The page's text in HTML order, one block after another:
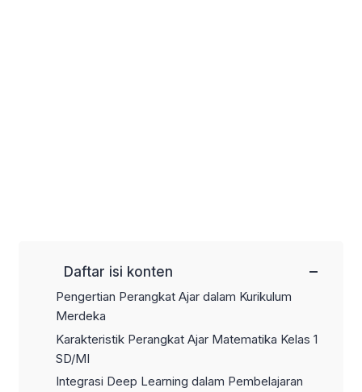
Daftar isi konten −
Pengertian Perangkat Ajar dalam Kurikulum
Merdeka
Karakteristik Perangkat Ajar Matematika Kelas 1
SD/MI
Integrasi Deep Learning dalam Pembelajaran